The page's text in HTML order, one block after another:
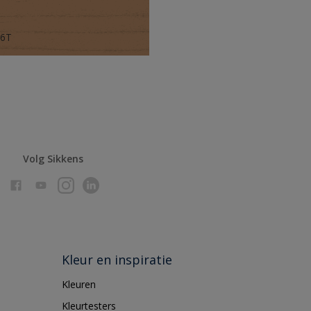
Volg Sikkens
Kleur en inspiratie
Kleuren
Kleurtesters